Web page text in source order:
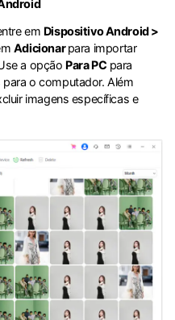
em Dispositivo Android >
Adicionarpara importar
a opção Para PC para
o computador. Além
imagens específicas e